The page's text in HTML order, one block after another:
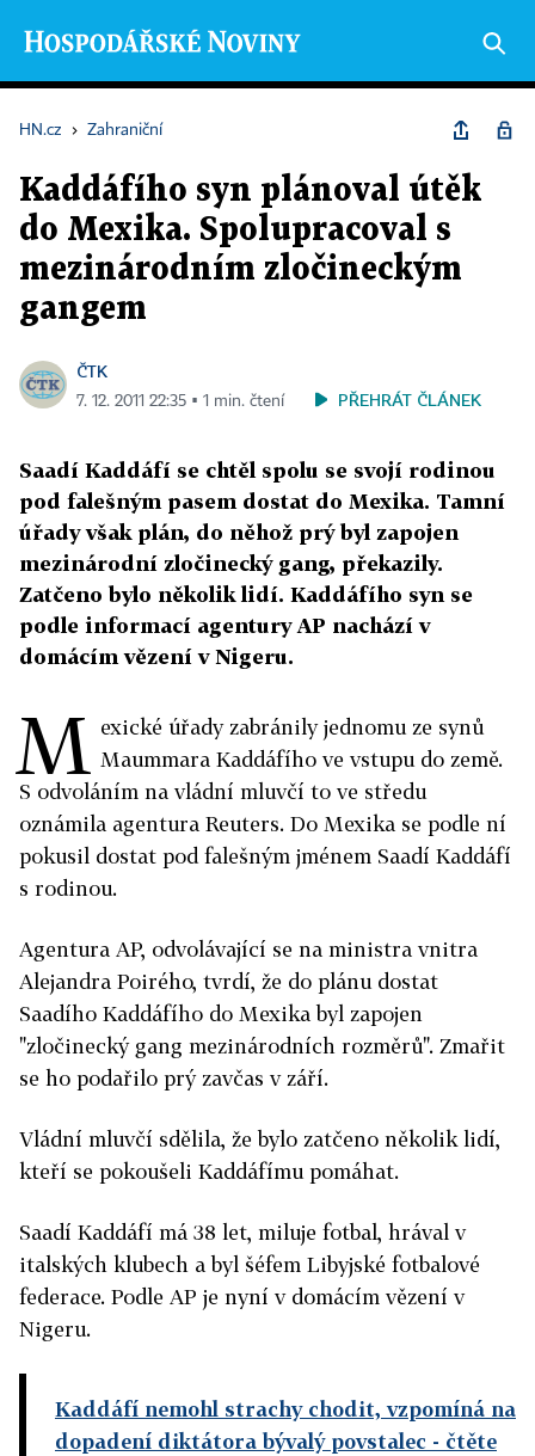
HN.cz › Zahraniční
Kaddáfího syn plánoval útěk
do Mexika. Spolupracoval s
mezinárodním zločineckým
gangem
ČTK
7. 12. 2011 22:35 ▪ 1 min. čtení PŘEHRÁT ČLÁNEK
Saadí Kaddáfí se chtěl spolu se svojí rodinou
pod falešným pasem dostat do Mexika. Tamní
úřady však plán, do něhož prý byl zapojen
mezinárodní zločinecký gang, překazily.
Zatčeno bylo několik lidí. Kaddáfího syn se
podle informací agentury AP nachází v
domácím vězení v Nigeru.
M exické úřady zabránily jednomu ze synů
Maummara Kaddáfího ve vstupu do země.
S odvoláním na vládní mluvčí to ve středu
oznámila agentura Reuters. Do Mexika se podle ní
pokusil dostat pod falešným jménem Saadí Kaddáfí
s rodinou.
Agentura AP, odvolávající se na ministra vnitra
Alejandra Poirého, tvrdí, že do plánu dostat
Saadího Kaddáfího do Mexika byl zapojen
"zločinecký gang mezinárodních rozměrů". Zmařit
se ho podařilo prý zavčas v září.
Vládní mluvčí sdělila, že bylo zatčeno několik lidí,
kteří se pokoušeli Kaddáfímu pomáhat.
Saadí Kaddáfí má 38 let, miluje fotbal, hrával v
italských klubech a byl šéfem Libyjské fotbalové
federace. Podle AP je nyní v domácím vězení v
Nigeru.
Kaddáfí nemohl strachy chodit, vzpomíná na
dopadení diktátora bývalý povstalec - čtěte